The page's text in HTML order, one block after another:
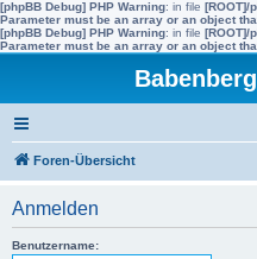
[phpBB Debug] PHP Warning: in file [ROOT]/
Parameter must be an array or an object
[phpBB Debug] PHP Warning: in file [ROOT]/
Parameter must be an array or an object
Foren-Übersicht
Anmelden
Benutzername: